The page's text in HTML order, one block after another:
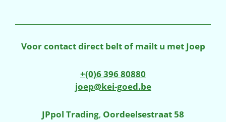
Voor contact direct belt of mailt u met Joep
+(0)6 396 80880
joep@kei-goed.be
JPpol Trading, Oordeelsestraat 58